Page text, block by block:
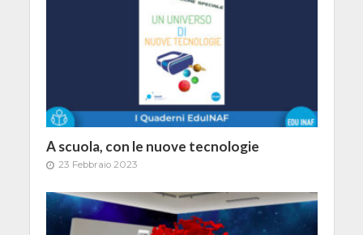
A scuola, con le nuove tecnologie
23 Febbraio 2023